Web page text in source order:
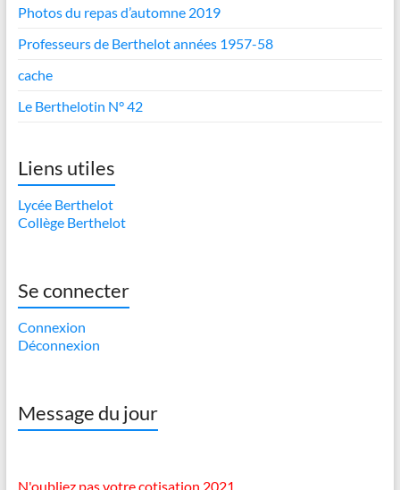
Photos du repas d’automne 2019
Professeurs de Berthelot années 1957-58
cache
Le Berthelotin N° 42
Liens utiles
Lycée Berthelot
Collège Berthelot
Se connecter
Connexion
Déconnexion
Message du jour
N'oubliez pas votre cotisation 2021